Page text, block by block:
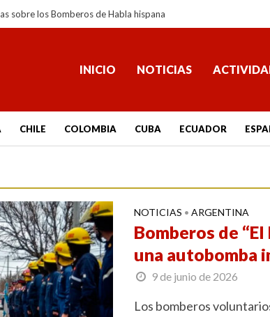
sobre los Bomberos de Habla hispana
INICIO NOTICIAS
CHILE COLOMBIA CUBA ECUADOR
NOTICIAS • ARGENTINA
Bomberos de
una autobomba
9 de junio de 2026
Los bomberos